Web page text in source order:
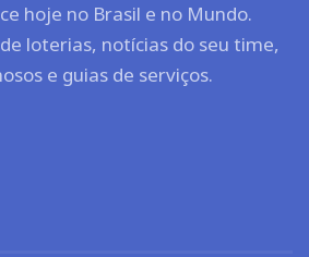
hoje no Brasil e no Mundo.
loterias, notícias do seu time,
e guias de serviços.